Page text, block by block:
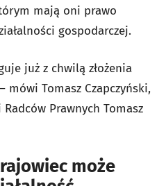
mają oni prawo
gospodarczej.
już z chwilą złożenia
Tomasz Czapczyński,
Prawnych Tomasz
może